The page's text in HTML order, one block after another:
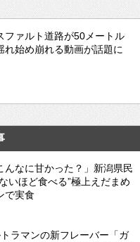
ファルト道路が50メートル
れ始め崩れる動画が話題に
んなに甘かった？」新潟県民
いほど食べる”極上えだまめ
で実食
ラマンの新フレーバー「ガ